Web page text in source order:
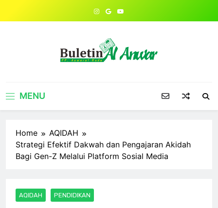
MENU
Home
AQIDAH
Strategi Efektif Dakwah dan Pengajaran Akidah
Bagi Gen-Z Melalui Platform Sosial Media
AQIDAH PENDIDIKAN